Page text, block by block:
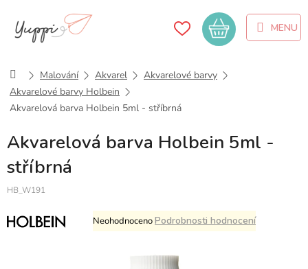
obsah
Nákupní
košík
DomůMalování Akvarel
Akvarelové barvy
Akvarelové barvy Holbein
Akvarelová barva Holbein 5ml - stříbrná
Akvarelová barva Holbein 5ml -
stříbrná
HB_W191
Průměrné
hodnocení
NeohodnocenoPodrobnosti hodnocení